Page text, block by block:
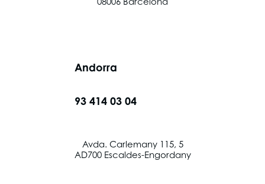
Andorra
93 414 03 04
Avda. Carlemany 115, 5
AD700 Escaldes-Engordany